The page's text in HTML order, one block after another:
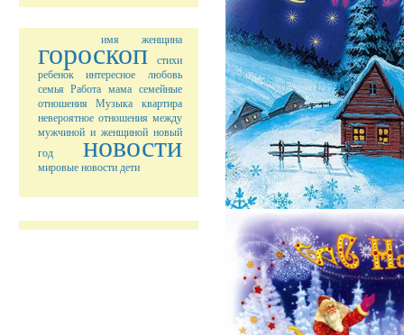
имя женщина
гороскоп
стихи
ребенок
интересное
любовь
семья Работа мама семейные
отношения
Музыка
квартира
невероятное отношения между
мужчиной и женщиной новый
год
новости
мировые новости дети